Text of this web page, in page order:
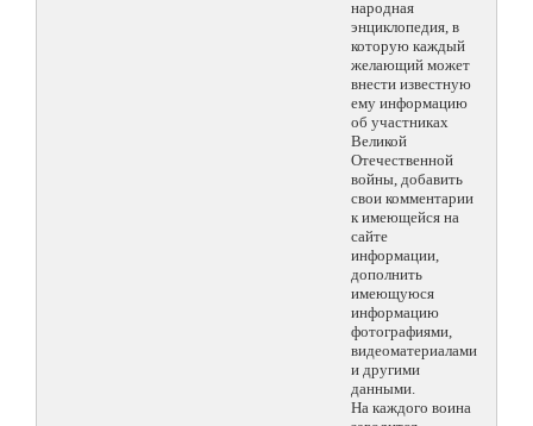
народная
энциклопедия, в
которую каждый
желающий может
внести известную
ему информацию
об участниках
Великой
Отечественной
войны, добавить
свои комментарии
к имеющейся на
сайте
информации,
дополнить
имеющуюся
информацию
фотографиями,
видеоматериалами
и другими
данными.
На каждого воина